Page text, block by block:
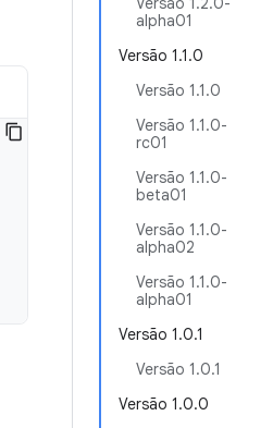
alpha01
Versão 1.1.0
Versão 1.1.0
Versão 1.1.0-
rc01
Versão 1.1.0-
beta01
Versão 1.1.0-
alpha02
Versão 1.1.0-
alpha01
Versão 1.0.1
Versão 1.0.1
Versão 1.0.0